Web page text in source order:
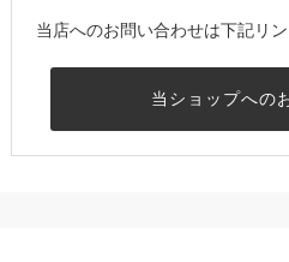
当店へのお問い合わせは下記リ
当ショップへの